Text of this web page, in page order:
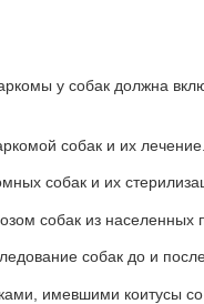
у собак должна
собак и их лечение.
собак и их
собак из населенных
собак до и
имевшими коитусы